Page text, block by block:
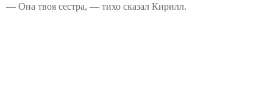
— Она твоя сестра, — тихо сказал Кирилл.